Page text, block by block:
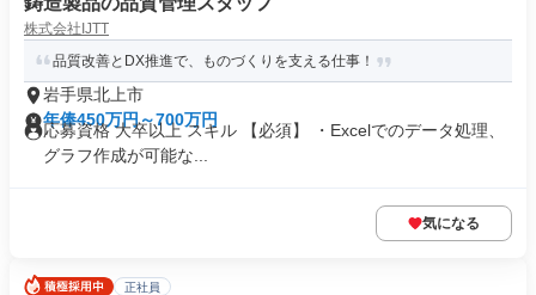
株式会社IJTT
品質改善とDX推進で、ものづくりを支える仕事！
岩手県北上市
年俸450万円～700万円
応募資格 大卒以上 スキル 【必須】 ・Excelでのデータ処理、
グラフ作成が可能な...
気になる
正社員